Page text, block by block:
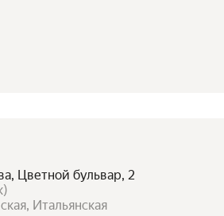
Цветной бульвар, 2
)
Итальянская